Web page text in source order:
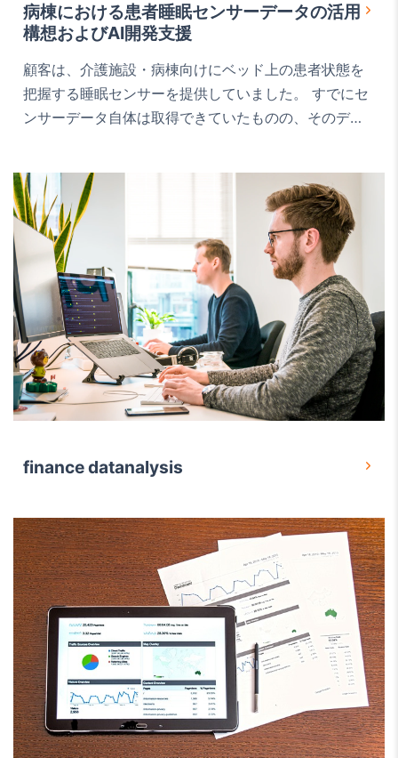
病棟における患者睡眠センサーデータの活用
構想およびAI開発支援
顧客は、介護施設・病棟向けにベッド上の患者状態を
把握する睡眠センサーを提供していました。 すでにセ
ンサーデータ自体は取得できていたものの、そのデー
ない状況でした。 顧客側では、サービス全体の設計、
広報、プロジェクト推進を担う責任者が中心となって
検討を進めており、単なるデータ分析ではなく、現場
で使われる機…
finance datanalysis